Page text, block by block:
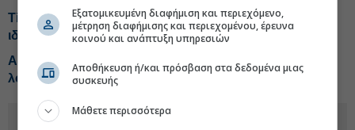
Titan: Ξεκινά από σήμερα πρόγραμα επαναγοράς
ιδίων μετοχών 20 εκατ. ευρώ
Αktor-Motor Oil: Δύο ταχύτητες, μία κοινή κυματική
λογική
Εξατομικευμένη διαφήμιση και περιεχόμενο,
μέτρηση διαφήμισης και περιεχομένου, έρευνα
κοινού και ανάπτυξη υπηρεσιών
Αποθήκευση ή/και πρόσβαση στα δεδομένα μιας
συσκευής
Μάθετε περισσότερα